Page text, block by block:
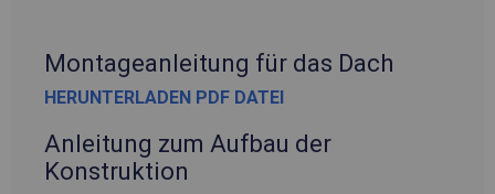
Montageanleitung für das Dach
HERUNTERLADEN PDF DATEI
Anleitung zum Aufbau der
Konstruktion